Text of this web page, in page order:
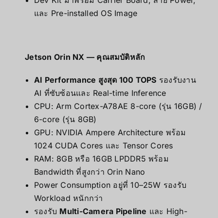
และ Pre-installed OS Image
Jetson Orin NX — คุณสมบัติหลัก
AI Performance สูงสุด 100 TOPS รองรับงาน
AI ที่ซับซ้อนและ Real-time Inference
CPU: Arm Cortex-A78AE 8-core (รุ่น 16GB) /
6-core (รุ่น 8GB)
GPU: NVIDIA Ampere Architecture พร้อม
1024 CUDA Cores และ Tensor Cores
RAM: 8GB หรือ 16GB LPDDR5 พร้อม
Bandwidth ที่สูงกว่า Orin Nano
Power Consumption อยู่ที่ 10–25W รองรับ
Workload หนักกว่า
รองรับ Multi-Camera Pipeline และ High-